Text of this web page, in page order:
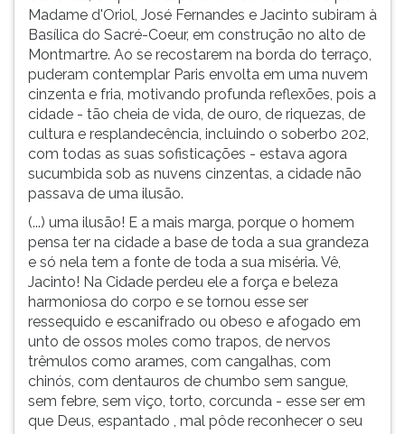
Madame d'Oriol, José Fernandes e Jacinto subiram à
Basílica do Sacré-Coeur, em construção no alto de
Montmartre. Ao se recostarem na borda do terraço,
puderam contemplar Paris envolta em uma nuvem
cinzenta e fria, motivando profunda reflexões, pois a
cidade - tão cheia de vida, de ouro, de riquezas, de
cultura e resplandecência, incluindo o soberbo 202,
com todas as suas sofisticações - estava agora
sucumbida sob as nuvens cinzentas, a cidade não
passava de uma ilusão.
(...) uma ilusão! E a mais marga, porque o homem
pensa ter na cidade a base de toda a sua grandeza
e só nela tem a fonte de toda a sua miséria. Vê,
Jacinto! Na Cidade perdeu ele a força e beleza
harmoniosa do corpo e se tornou esse ser
ressequido e escanifrado ou obeso e afogado em
unto de ossos moles como trapos, de nervos
trêmulos como arames, com cangalhas, com
chinós, com dentauros de chumbo sem sangue,
sem febre, sem viço, torto, corcunda - esse ser em
que Deus, espantado , mal pôde reconhecer o seu